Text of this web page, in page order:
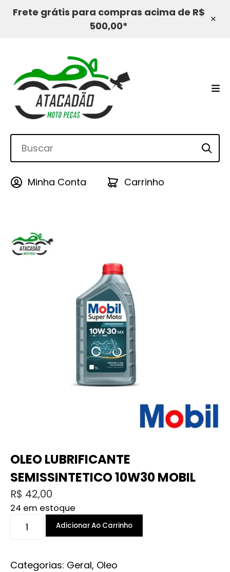
Frete grátis para compras acima de R$
500,00*
×
Minha Conta Carrinho
OLEO LUBRIFICANTE
SEMISSINTETICO 10W30 MOBIL
R$ 42,00
24 em estoque
OLEO
LUBRIFICANTE
10W30
Adicionar Ao Carrinho
Categorias: Geral, Oleo